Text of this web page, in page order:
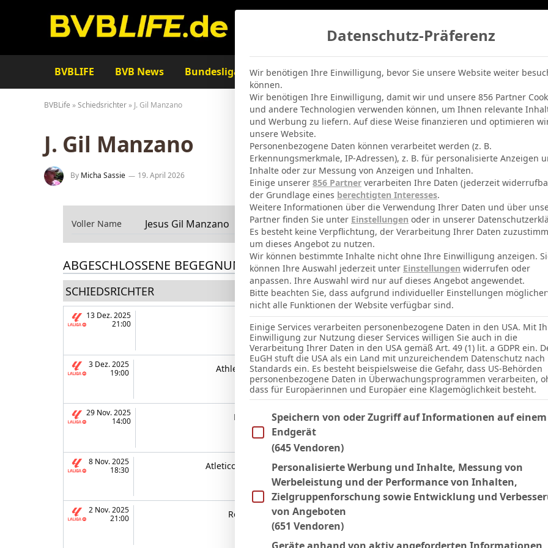
BVBLIFE BVB News Bundesliga Tabelle Champions League BVB-Netradio
BVBLife »Schiedsrichter » J. Gil Manzano
J. Gil Manzano
By Micha Sassie 19. April 2026
Voller Name Jesus Gil Manzano
ABGESCHLOSSENE BEGEGNUNGEN
SCHIEDSRICHTER
13 Dez. 2025
21:00
Getafe 0 1 Espanyol
6
3 Dez. 2025
19:00
Athletic Club 0 3 Real Madrid
2
29 Nov. 2025
14:00
Mallorca 2 2 Osasuna
8 Nov. 2025
18:30
Atletico Madrid 3 1 Levante
4
2 Nov. 2025
21:00
Real Betis 3 0
Datenschutz-Präferenz
Wir benötigen Ihre Einwilligung, bevor Sie unsere Website weiter
können.
Wir benötigen Ihre Einwilligung, damit wir und unsere 856 Partner
und andere Technologien verwenden können, um Ihnen relevante
und Werbung zu liefern. Auf diese Weise finanzieren und optimieren
unsere Website.
Personenbezogene Daten können verarbeitet werden (z. B.
Erkennungsmerkmale, IP-Adressen), z. B. für personalisierte Anzeigen
Inhalte oder zur Messung von Anzeigen und Inhalten.
Einige unserer 856 Partner verarbeiten Ihre Daten (jederzeit
der Grundlage eines berechtigten Interesses.
Weitere Informationen über die Verwendung Ihrer Daten und über
Partner finden Sie unter Einstellungen oder in unserer
Es besteht keine Verpflichtung, der Verarbeitung Ihrer Daten
um dieses Angebot zu nutzen.
Wir können bestimmte Inhalte nicht ohne Ihre Einwilligung anzeigen.
können Ihre Auswahl jederzeit unter Einstellungen widerrufen oder
anpassen. Ihre Auswahl wird nur auf dieses Angebot angewendet.
Bitte beachten Sie, dass aufgrund individueller Einstellungen
nicht alle Funktionen der Website verfügbar sind.
Einige Services verarbeiten personenbezogene Daten in den USA. Mit
Einwilligung zur Nutzung dieser Services willigen Sie auch in die
Verarbeitung Ihrer Daten in den USA gemäß Art. 49 (1) lit. a GDPR ein.
EuGH stuft die USA als ein Land mit unzureichendem Datenschutz nach
Standards ein. Es besteht beispielsweise die Gefahr, dass US-Behörden
personenbezogene Daten in Überwachungsprogrammen verarbeiten,
dass für Europäerinnen und Europäer eine Klagemöglichkeit besteht.
Im Folgenden finden Sie eine Liste der Zwecke des IAB Transparency
Speichern von oder Zugriff auf Informationen auf einem
Endgerät
(645 Vendoren)
Personalisierte Werbung und Inhalte, Messung von
Werbeleistung und der Performance von Inhalten,
Zielgruppenforschung sowie Entwicklung und
von Angeboten
(651 Vendoren)